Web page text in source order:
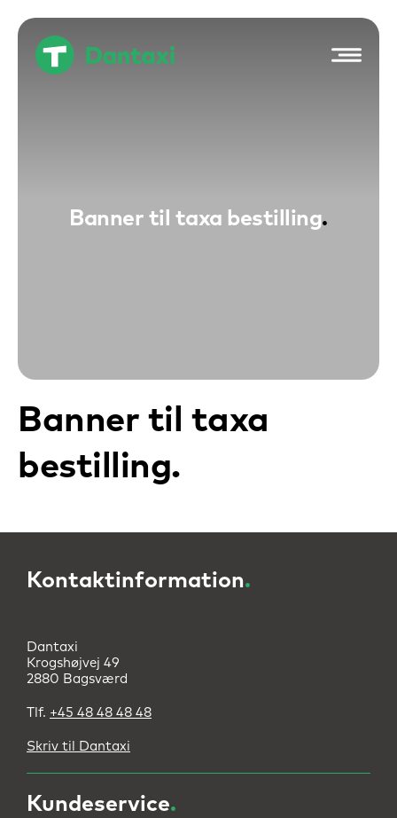
Hop
indholdet
Banner til taxa bestilling
Banner til taxa
bestilling
Kontaktinformation.
Dantaxi
Krogshøjvej 49
2880 Bagsværd
Tlf. +45 48 48 48 48
Skriv til Dantaxi
Kundeservice.